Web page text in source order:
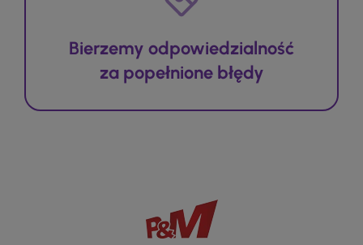
Bierzemy odpowiedzialność
za popełnione błędy